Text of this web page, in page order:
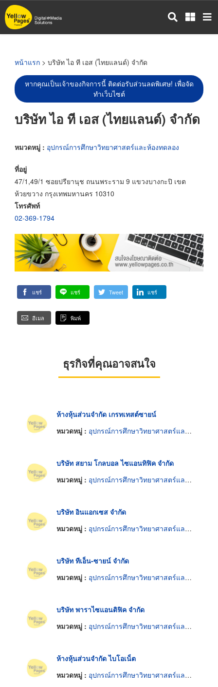
ข้าม
ไป
หน้าแรก > บริษัท ไอ ที เอส (ไทยแลนด์) จำกัด
หากคุณเป็นเจ้าของกิจการนี้ ติดต่อรับส่วนลดพิเศษ! เพื่อจัด
ทำเว็บไซต์
บริษัท ไอ ที เอส (ไทยแลนด์) จำกัด
หมวดหมู่ : อุปกรณ์การศึกษาวิทยาศาสตร์และห้องทดลอง
ที่อยู่
47/1,49/1 ซอยปรียานุช ถนนพระราม 9 แขวงบางกะปิ เขต
ห้วยขวาง กรุงเทพมหานคร 10310
โทรศัพท์
02-369-1794
แชร์ แชร์ Tweet แชร์
อีเมล พิมพ์
ธุรกิจที่คุณอาจสนใจ
ห้างหุ้นส่วนจำกัด เกรทเทสต์ซายน์
หมวดหมู่ : อุปกรณ์การศึกษาวิทยาศาสตร์และห้องทดลอง
บริษัท สยาม โกลบอล ไซแอนทิฟิค จำกัด
หมวดหมู่ : อุปกรณ์การศึกษาวิทยาศาสตร์และห้องทดลอง
บริษัท อินแอกเซส จำกัด
หมวดหมู่ : อุปกรณ์การศึกษาวิทยาศาสตร์และห้องทดลอง
บริษัท ทีเอ็น-ซายน์ จำกัด
หมวดหมู่ : อุปกรณ์การศึกษาวิทยาศาสตร์และห้องทดลอง
บริษัท พาราไซแอนติฟิค จำกัด
หมวดหมู่ : อุปกรณ์การศึกษาวิทยาศาสตร์และห้องทดลอง
ห้างหุ้นส่วนจำกัด ไบโอเน็ต
หมวดหมู่ : อุปกรณ์การศึกษาวิทยาศาสตร์และห้องทดลอง